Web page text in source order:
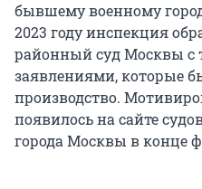
бывшему военному
2023 году инспекция
районный суд Москвы с
заявлениями, которые
производство.
появилось на сайте
города Москвы в конце